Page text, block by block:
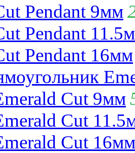
Pendant 9мм
Pendant
Pendant 16мм
Cut 9мм
Cut
Cut 16мм